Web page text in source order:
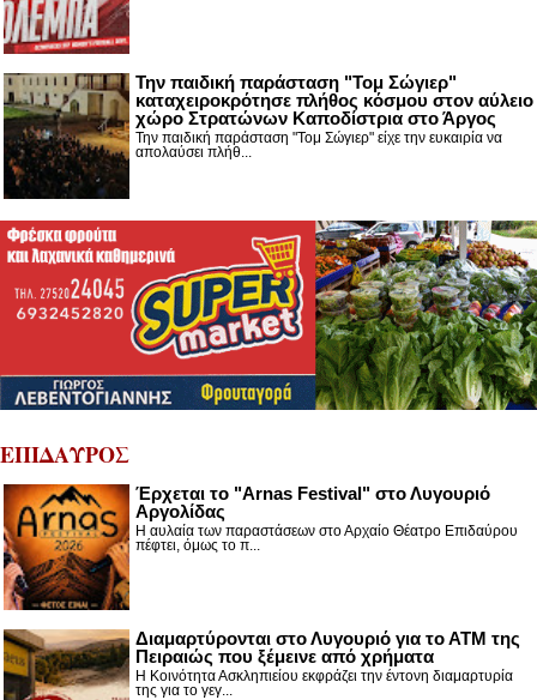
Την παιδική παράσταση "Τομ Σώγιερ"
καταχειροκρότησε πλήθος κόσμου στον αύλειο
χώρο Στρατώνων Καποδίστρια στο Άργος
Την παιδική παράσταση "Τομ Σώγιερ" είχε την ευκαιρία να
απολαύσει πλήθ...
ΕΠΙΔΑΥΡΟΣ
Έρχεται το "Arnas Festival" στο Λυγουριό
Αργολίδας
Η αυλαία των παραστάσεων στο Αρχαίο Θέατρο Επιδαύρου
πέφτει, όμως το π...
Διαμαρτύρονται στο Λυγουριό για το ΑΤΜ της
Πειραιώς που ξέμεινε από χρήματα
Η Κοινότητα Ασκληπιείου εκφράζει την έντονη διαμαρτυρία
της για το γεγ...